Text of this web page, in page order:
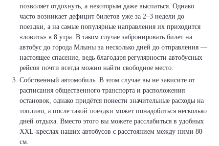
позволяет отдохнуть, а некоторым даже выспаться. Однако
часто возникает дефицит билетов уже за 2–3 недели до
поездки, а на самые популярные направления их приходится
«ловить» в 8 утра. В таком случае забронировать билет на
автобус до города Млыны за несколько дней до отправления —
настоящее спасение, ведь благодаря регулярности автобусных
рейсов почти всегда можно найти свободное место.
Собственный автомобиль. В этом случае вы не зависите от
расписания общественного транспорта и расположения
остановок, однако придётся понести значительные расходы на
топливо, а после такой поездки может понадобиться несколько
дней отдыха. Вместо этого вы можете расслабиться в удобных
XXL-креслах наших автобусов с расстоянием между ними 80
см.